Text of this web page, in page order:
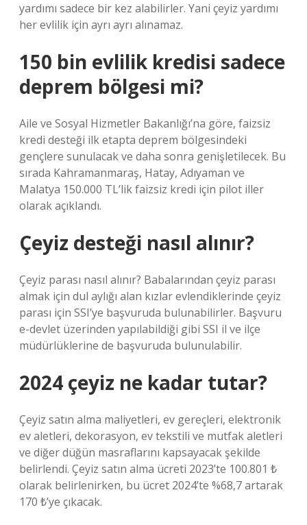
yardımı sadece bir kez alabilirler. Yani çeyiz yardımı
her evlilik için ayrı ayrı alınamaz.
150 bin evlilik kredisi sadece
deprem bölgesi mi?
Aile ve Sosyal Hizmetler Bakanlığı’na göre, faizsiz
kredi desteği ilk etapta deprem bölgesindeki
gençlere sunulacak ve daha sonra genişletilecek. Bu
sırada Kahramanmaraş, Hatay, Adıyaman ve
Malatya 150.000 TL’lik faizsiz kredi için pilot iller
olarak açıklandı.
Çeyiz desteği nasıl alınır?
Çeyiz parası nasıl alınır? Babalarından çeyiz parası
almak için dul aylığı alan kızlar evlendiklerinde çeyiz
parası için SSI’ye başvuruda bulunabilirler. Başvuru
e-devlet üzerinden yapılabildiği gibi SSI il ve ilçe
müdürlüklerine de başvuruda bulunulabilir.
2024 çeyiz ne kadar tutar?
Çeyiz satın alma maliyetleri, ev gereçleri, elektronik
ev aletleri, dekorasyon, ev tekstili ve mutfak aletleri
ve diğer düğün masraflarını kapsayacak şekilde
belirlendi. Çeyiz satın alma ücreti 2023’te 100.801 ₺
olarak belirlenirken, bu ücret 2024’te %68,7 artarak
170 ₺’ye çıkacak.